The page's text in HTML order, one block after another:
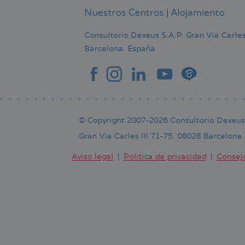
Nuestros Centros Alojamiento
Consultorio Dexeus S.A.P. Gran Via
Barcelona. España
© Copyright 2007-2026 Consultorio Dexeus
Gran Via Carles III 71-75. 08028 Barcelona.
Aviso legal Política de privacidad